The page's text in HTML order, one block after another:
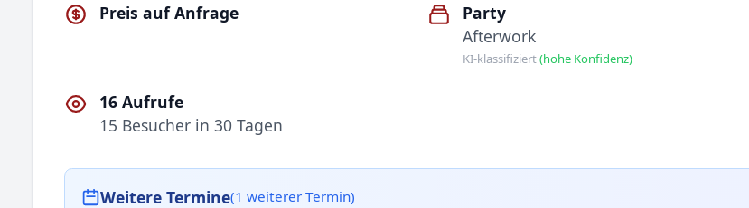
Preis auf Anfrage
Party
Afterwork
KI-klassifiziert(hohe Konfidenz)
16 Aufrufe
15 Besucher in 30 Tagen
Weitere Termine(1 weiterer Termin)